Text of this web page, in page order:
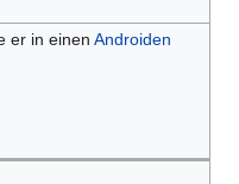
er in einen Androiden